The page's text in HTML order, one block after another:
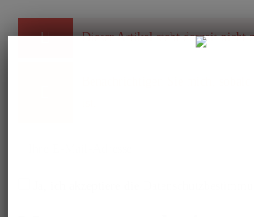
Dieser Artikel steht derzeit nicht